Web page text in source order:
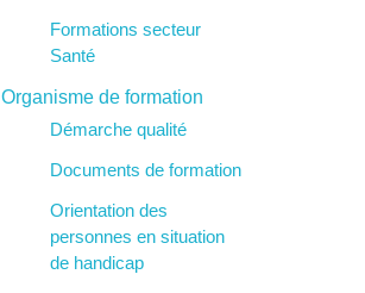
Formations secteur
Santé
Organisme de formation
Démarche qualité
Documents de formation
Orientation des
personnes en situation
de handicap